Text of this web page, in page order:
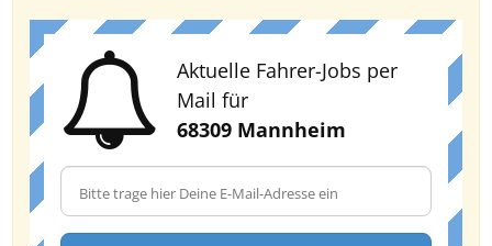
Aktuelle Fahrer-Jobs per
Mail für
68309 Mannheim